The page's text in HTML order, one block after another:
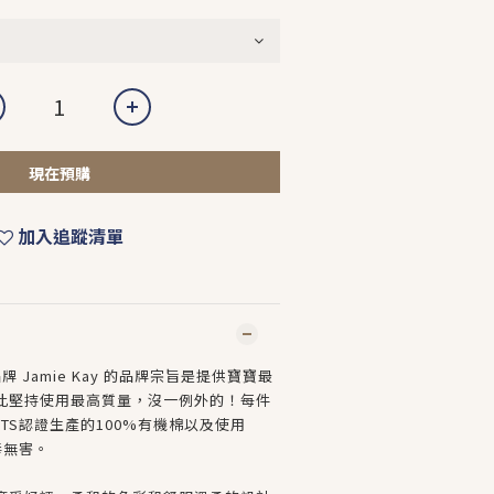
現在預購
加入追蹤清單
Jamie Kay 的品牌宗旨是提供寶寶最
堅持使用最高質量，沒一例外的！每件
認證生產的100%有機棉以及使用
害。